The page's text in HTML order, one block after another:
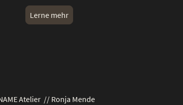
Lerne mehr
Atelier // Ronja Mende